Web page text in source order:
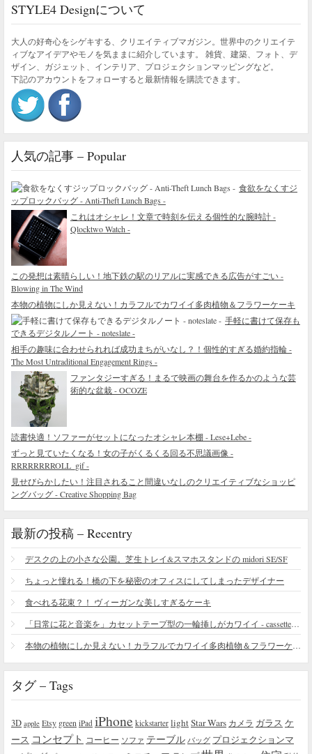
STYLE4 Designについて
大人の好奇心をシゲキする、クリエイティブマガジン。世界中のクリエイテ
ィブなアイデアやモノを気ままに紹介しています。 雑貨、建築、フォト、デ
ザイン、ガジェット、インテリア、プロジェクションマッピングなど。
下記のアカウントをフォローすると最新情報を購読できます。
人気の記事 – Popular
食欲をなくすジ
ップロックバッグ - Anti-Theft Lunch Bags -
これはオシャレ！文章で時刻を伝える個性的な腕時計 -
Qlocktwo Watch -
この発想は素晴らしい！地下鉄の駅のリアルに実感できる広告がすごい -
Blowing in The Wind
本物の植物にしか見えない！カラフルでカワイイ多肉植物＆フラワーケーキ
手軽に書けて保存も
できるデジタルノート - noteslate -
相手の趣味に合わせられれば成功まちがいなし？！個性的すぎる婚約指輪 -
The Most Untraditional Engagement Rings -
ファンタジーすぎる！まるで映画の舞台を作るかのような芸
術的な盆栽 - OCOZE
読書快適！ソファーがセットになったオシャレ本棚 - Lese+Lebe -
ずっと見ていたくなる！女の子がくるくる回る不思議画像 -
RRRRRRRROLL_gif -
見せびらかしたい！注目されること間違いなしのクリエイティブなショッピ
ングバッグ - Creative Shopping Bag
最新の投稿 – Recentry
デスクの上の小さな公園。芝生トレイ&スマホスタンドの midori SE/SF
ちょっと憧れる！橋の下を秘密のオフィスにしてしまったデザイナー
食べれる花束？！ ヴィーガンな美しすぎるケーキ
タグ – Tags
3D apple Etsy green iPad iPhone kickstarter lightStar Wars カメラ ガラス ケ
ース コンセプト コーヒー ソファ テーブル バッグ プロジェクションマ